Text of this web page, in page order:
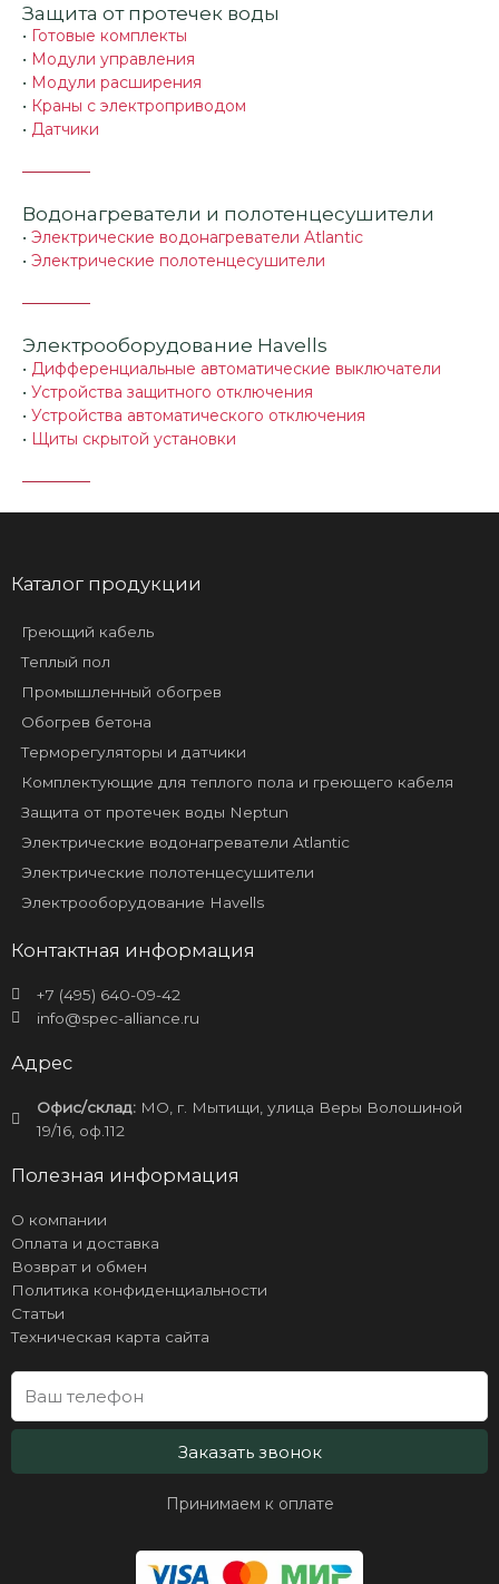
Защита от протечек воды
• Готовые комплекты
• Модули управления
• Модули расширения
• Краны с электроприводом
• Датчики
Водонагреватели и полотенцесушители
• Электрические водонагреватели Atlantic
• Электрические полотенцесушители
Электрооборудование Havells
• Дифференциальные автоматические выключатели
• Устройства защитного отключения
• Устройства автоматического отключения
• Щиты скрытой установки
Каталог продукции
Греющий кабель
Теплый пол
Промышленный обогрев
Обогрев бетона
Терморегуляторы и датчики
Комплектующие для теплого пола и греющего кабеля
Защита от протечек воды Neptun
Электрические водонагреватели Atlantic
Электрические полотенцесушители
Электрооборудование Havells
Контактная информация
+7 (495) 640-09-42
info@spec-alliance.ru
Адрес
Офис/склад:МО, г. Мытищи, улица Веры Волошиной
19/16, оф.112
Полезная информация
О компании
Оплата и доставка
Возврат и обмен
Политика конфиденциальности
Статьи
Техническая карта сайта
Заказать звонок
Принимаем к оплате